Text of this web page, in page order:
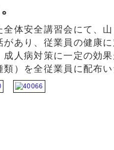
全体安全講習会にて、
があり、従業員の健康
成人病対策に一定の効
類）を全従業員に配布